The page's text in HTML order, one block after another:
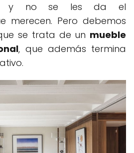
y no se les da el
merecen. Pero debemos
se trata de un mueble
, que además termina